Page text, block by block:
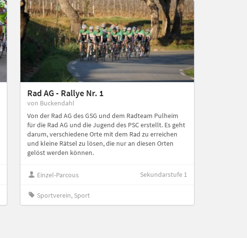
Rad AG - Rallye Nr. 1
von Buckendahl
Von der Rad AG des GSG und dem Radteam Pulheim
für die Rad AG und die Jugend des PSC erstellt. Es geht
darum, verschiedene Orte mit dem Rad zu erreichen
und kleine Rätsel zu lösen, die nur an diesen Orten
gelöst werden können.
Einzel-Parcous Sekundarstufe 1
Sportverein, Sport